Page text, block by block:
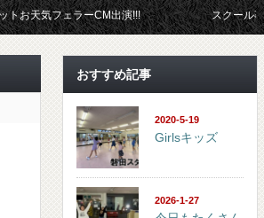
天気フェラーCM出演!!! スクール事業部
おすすめ記事
2020-5-19
Girlsキッズ
2026-1-27